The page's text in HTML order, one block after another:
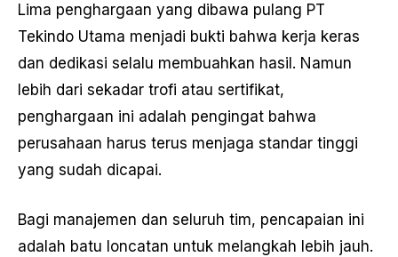
Lima penghargaan yang dibawa pulang PT
Tekindo Utama menjadi bukti bahwa kerja keras
dan dedikasi selalu membuahkan hasil. Namun
lebih dari sekadar trofi atau sertifikat,
penghargaan ini adalah pengingat bahwa
perusahaan harus terus menjaga standar tinggi
yang sudah dicapai.
Bagi manajemen dan seluruh tim, pencapaian ini
adalah batu loncatan untuk melangkah lebih jauh.